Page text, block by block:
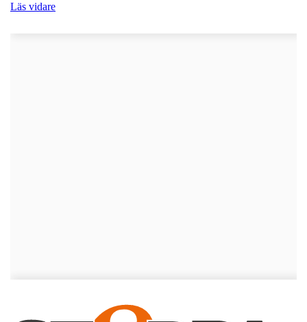
Läs vidare